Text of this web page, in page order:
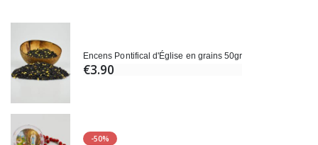
Encens Pontifical d'Église en grains 50gr
€3.90
-50%